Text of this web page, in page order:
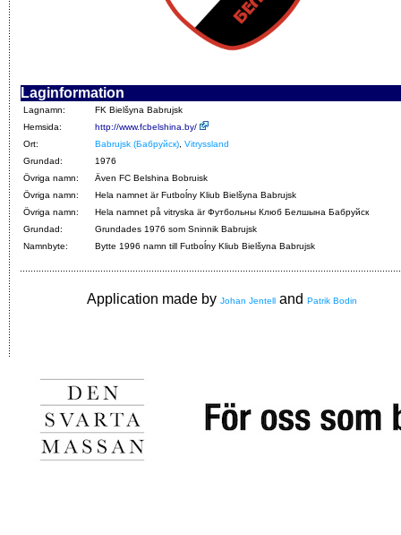
Laginformation
Lagnamn:
FK Bielšyna Babrujsk
Hemsida:
http://www.fcbelshina.by/
Ort:
Babrujsk (Бабруйск) Vitryssland
Grundad:
1976
Övriga namn:
Även FC Belshina Bobruisk
Övriga namn:
Hela namnet är Futboĺny Kliub Bielšyna Babrujsk
Övriga namn:
Hela namnet på vitryska är Футбольны Клюб Белшына Бабруйск
Grundad:
Grundades 1976 som Sninnik Babrujsk
Namnbyte:
Bytte 1996 namn till Futboĺny Kliub Bielšyna Babrujsk
Application made by Johan Jentell and Patrik Bodin